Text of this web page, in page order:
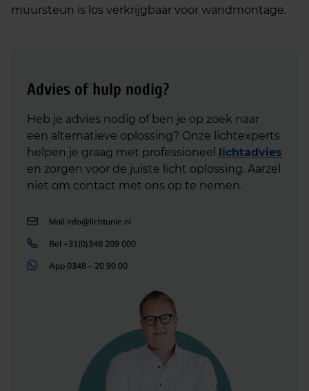
muursteun is los verkrijgbaar voor wandmontage.
Advies of hulp nodig?
Heb je advies nodig of ben je op zoek naar
een alternatieve oplossing? Onze lichtexperts
helpen je graag met professioneel lichtadvies
en zorgen voor de juiste licht oplossing. Aarzel
niet om contact met ons op te nemen.
Mail info@lichtunie.nl
Bel +31(0)348 209 000
App 0348 – 20 90 00